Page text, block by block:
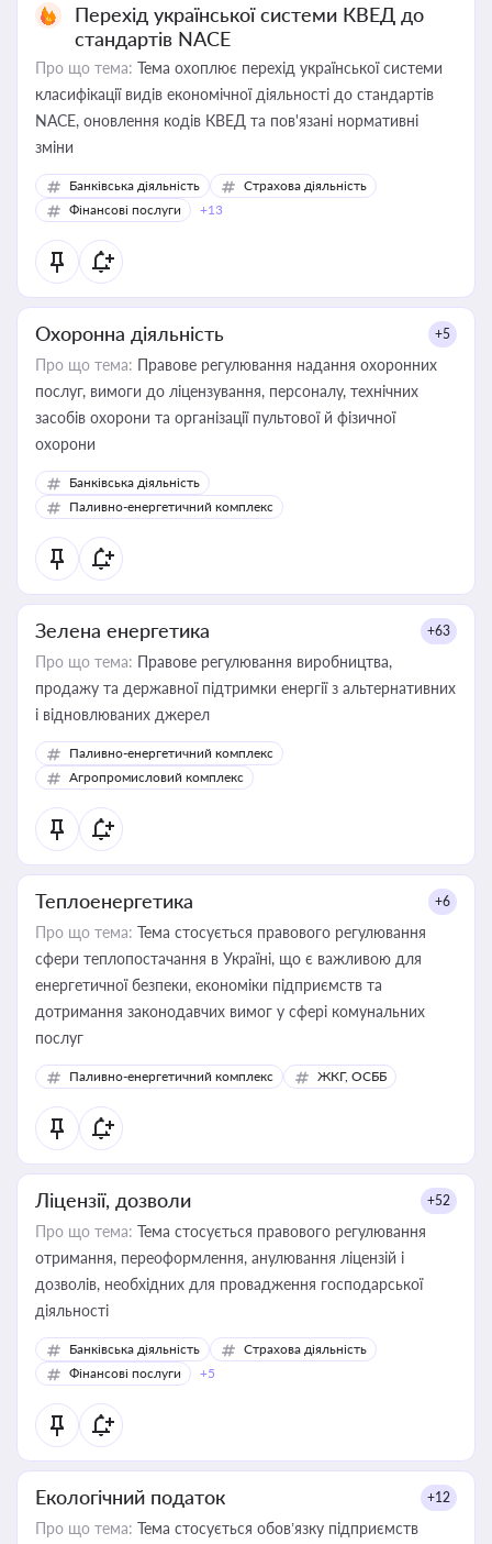
Перехід української системи КВЕД до
стандартів NACE
Про що тема: Тема охоплює перехід української системи
класифікації видів економічної діяльності до стандартів
NACE, оновлення кодів КВЕД та пов'язані нормативні
зміни
Банківська діяльність
Страхова діяльність
Фінансові послуги
+13
Охоронна діяльність +5
Про що тема: Правове регулювання надання охоронних
послуг, вимоги до ліцензування, персоналу, технічних
засобів охорони та організації пультової й фізичної
охорони
Банківська діяльність
Паливно-енергетичний комплекс
Зелена енергетика +63
Про що тема: Правове регулювання виробництва,
продажу та державної підтримки енергії з альтернативних
і відновлюваних джерел
Паливно-енергетичний комплекс
Агропромисловий комплекс
Теплоенергетика +6
Про що тема: Тема стосується правового регулювання
сфери теплопостачання в Україні, що є важливою для
енергетичної безпеки, економіки підприємств та
дотримання законодавчих вимог у сфері комунальних
послуг
Паливно-енергетичний комплекс ЖКГ, ОСББ
Ліцензії, дозволи +52
Про що тема: Тема стосується правового регулювання
отримання, переоформлення, анулювання ліцензій і
дозволів, необхідних для провадження господарської
діяльності
Банківська діяльність
Страхова діяльність
Фінансові послуги
+5
Екологічний податок +12
Про що тема: Тема стосується обов’язку підприємств